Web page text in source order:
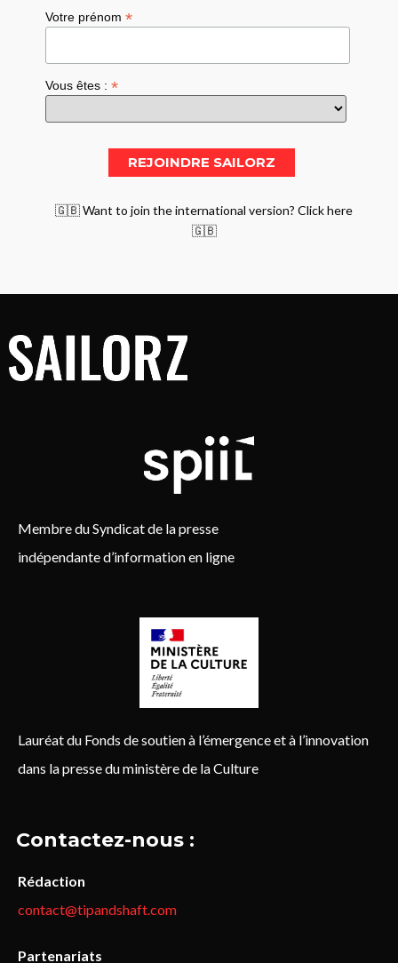
Votre prénom*
Vous êtes :*
🇬🇧 Want to join the international version? Click here
🇬🇧
Membre du Syndicat de la presse
indépendante d’information en ligne
Lauréat du Fonds de soutien à l’émergence et à l’innovation
dans la presse du ministère de la Culture
Contactez-nous :
Rédaction
contact@tipandshaft.com
Partenariats